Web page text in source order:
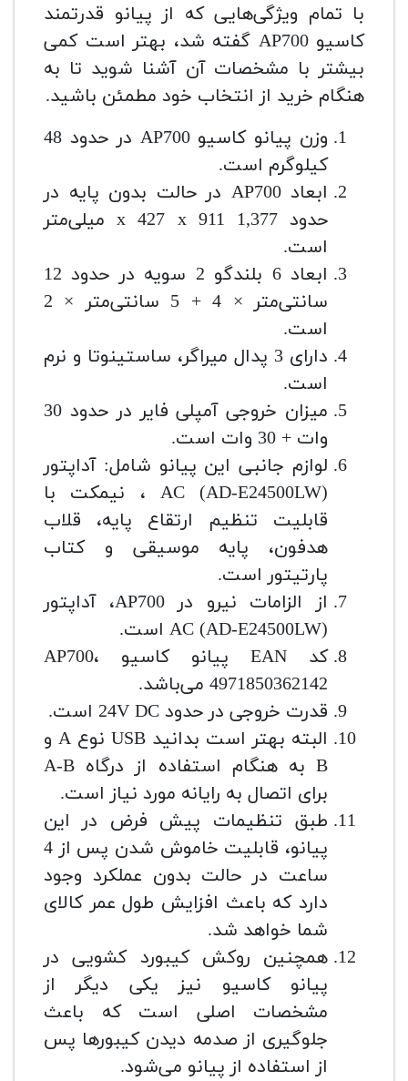
با تمام ویژگی‌هایی که از پیانو قدرتمند
کاسیو AP700 گفته شد، بهتر است کمی
بیشتر با مشخصات آن آشنا شوید تا به
هنگام خرید از انتخاب خود مطمئن باشید.
وزن پیانو کاسیو AP700 در حدود 48
کیلوگرم است.
ابعاد AP700 در حالت بدون پایه در
حدود 1,377 x 427 x 911 میلی‌متر
است.
ابعاد 6 بلندگو 2 سویه در حدود 12
سانتی‌متر × 4 + 5 سانتی‌متر × 2
است.
دارای 3 پدال میراگر، ساستینوتا و نرم
است.
میزان خروجی آمپلی فایر در حدود 30
وات + 30 وات است.
لوازم جانبی این پیانو شامل: آداپتور
(AD-E24500LW) AC ، نیمکت با
قابلیت تنظیم ارتقاع پایه، قلاب
هدفون، پایه موسیقی و کتاب
پارتیتور است.
از الزامات نیرو در AP700، آداپتور
(AD-E24500LW) AC است.
کد EAN پیانو کاسیو AP700،
4971850362142 می‌باشد.
قدرت خروجی در حدود 24V DC است.
البته بهتر است بدانید USB نوع A و
B به هنگام استفاده از درگاه A-B
برای اتصال به رایانه مورد نیاز است.
طبق تنظیمات پیش فرض در این
پیانو، قابلیت خاموش شدن پس از 4
ساعت در حالت بدون عملکرد وجود
دارد که باعث افزایش طول عمر کالای
شما خواهد شد.
همچنین روکش کیبورد کشویی در
پیانو کاسیو نیز یکی دیگر از
مشخصات اصلی است که باعث
جلوگیری از صدمه دیدن کیبورها پس
از استفاده از پیانو می‌شود.